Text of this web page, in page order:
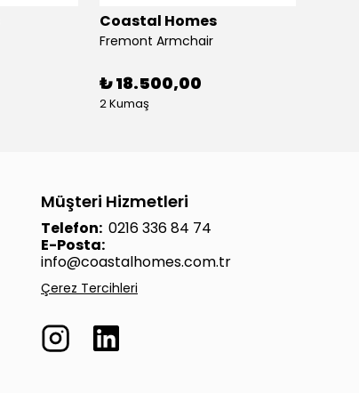
Coastal Homes
Fremont Armchair
₺ 18.500,00
2 Kumaş
Müşteri Hizmetleri
Telefon: 0216 336 84 74
E-Posta:
info@coastalhomes.com.tr
Çerez Tercihleri